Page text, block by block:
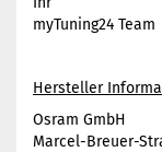
myTuning24 Team
Hersteller
Osram GmbH
Marcel-Breuer-